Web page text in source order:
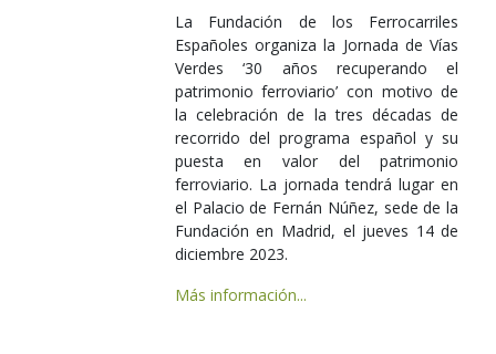
La Fundación de los Ferrocarriles
Españoles organiza la Jornada de Vías
Verdes ‘30 años recuperando el
patrimonio ferroviario’ con motivo de
la celebración de la tres décadas de
recorrido del programa español y su
puesta en valor del patrimonio
ferroviario. La jornada tendrá lugar en
el Palacio de Fernán Núñez, sede de la
Fundación en Madrid, el jueves 14 de
diciembre 2023.
Más información...